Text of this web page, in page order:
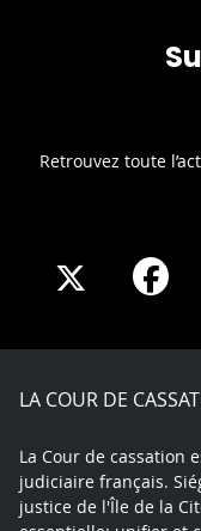
Retrouvez toute
Share
X
LA COUR DE
La Cour de cassation
judiciaire français.
justice de l'Île de la